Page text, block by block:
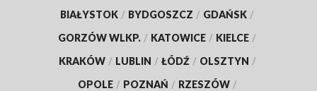
BIAŁYSTOK / BYDGOSZCZ / GDAŃSK /
GORZÓW WLKP. / KATOWICE / KIELCE /
KRAKÓW / LUBLIN / ŁÓDŹ / OLSZTYN /
OPOLE / POZNAŃ / RZESZÓW /